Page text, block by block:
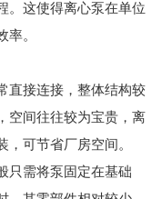
。这使得离心泵在单位
率。
直接连接，整体结构较
空间往往较为宝贵，离
可节省厂房空间。
只需将泵固定在基础